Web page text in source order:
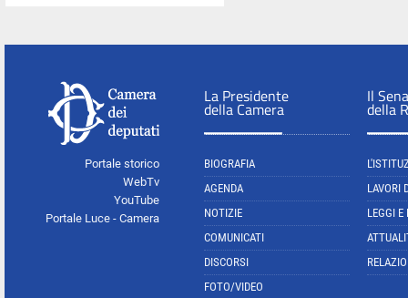
Portale storico
WebTv
YouTube
Portale Luce - Camera
La Presidente
della Camera
BIOGRAFIA
AGENDA
NOTIZIE
COMUNICATI
DISCORSI
FOTO/VIDEO
Il
della
LAVORI
LEGGI E